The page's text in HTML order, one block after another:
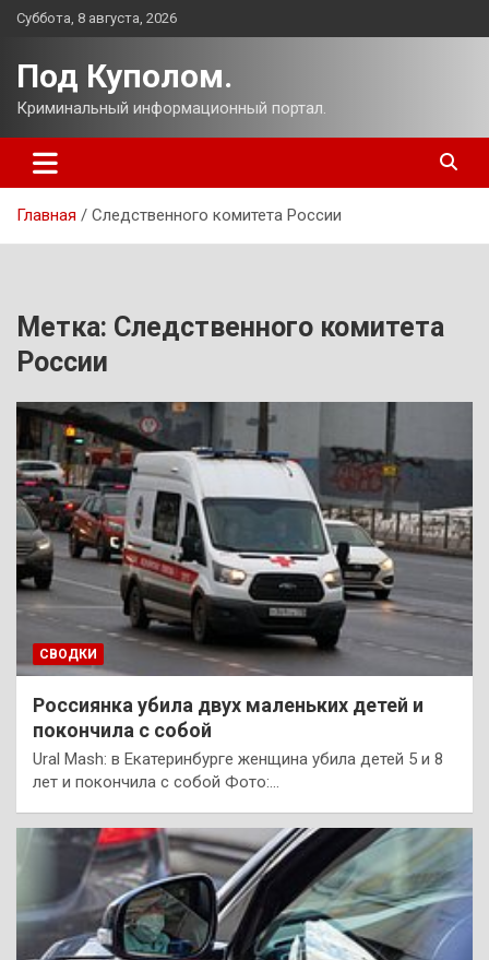
Перейти
Суббота, 8 августа, 2026
Под Куполом.
Криминальный информационный портал.
Главная Следственного комитета России
Метка: Следственного комитета
России
СВОДКИ
Россиянка убила двух маленьких детей и
покончила с собой
Ural Mash: в Екатеринбурге женщина убила детей 5 и 8
лет и покончила с собой Фото:…